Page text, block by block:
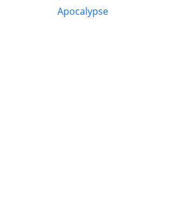
Apocalypse